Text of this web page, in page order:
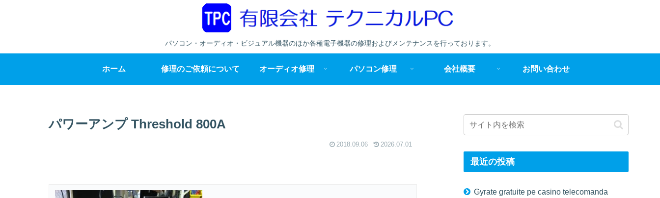
パソコン・オーディオ・ビジュアル機器のほか各種電子機器の修理およびメンテナンスを行っております。
ホーム 修理のご依頼について オーディオ修理 パソコン修理 会社概要 お問い合わせ
パワーアンプ Threshold 800A
2018.09.06 2026.07.01
最近の投稿
Gyrate gratuite pe casino telecomanda